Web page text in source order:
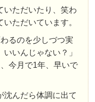
いただいたり、笑わ
ただいています。
るのを少しづつ実
いんじゃない？」
今月で1年、早いで
沈んだら体調に出て